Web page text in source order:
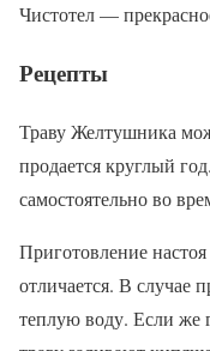
Чистотел —
Рецепты
Траву Желтушника
продается круглый
самостоятельно во
Приготовление
отличается. В случае
теплую воду. Если же